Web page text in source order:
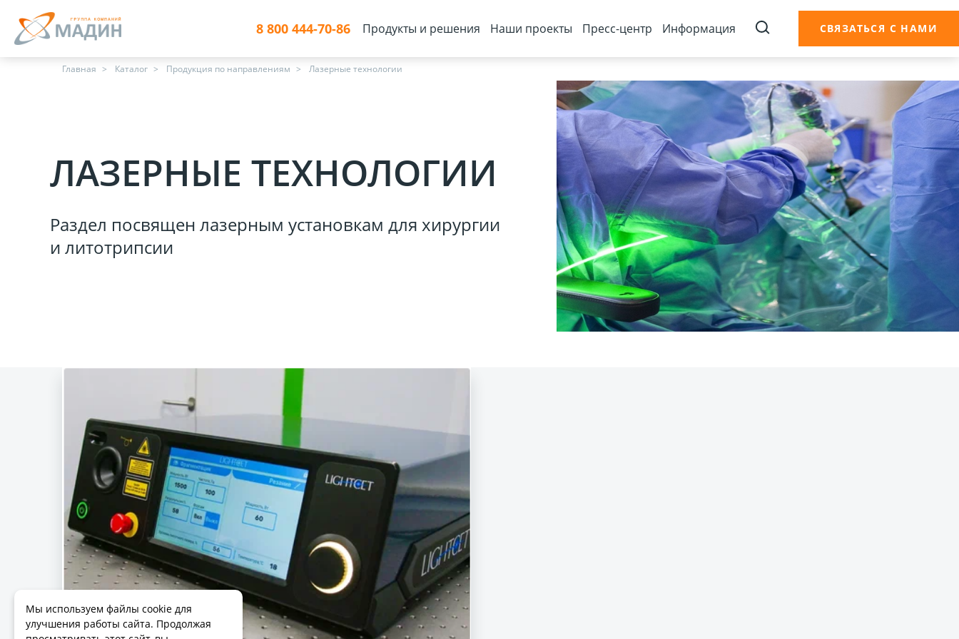
8 800 444-70-86 Продукты и решения Наши проекты Пресс-центр Информация СВЯЗАТЬСЯ С НАМИ
Главная Каталог Продукция по направлениям Лазерные технологии
ЛАЗЕРНЫЕ ТЕХНОЛОГИИ
Раздел посвящен лазерным установкам для хирургии
и литотрипсии
Мы используем файлы cookie для
улучшения работы сайта. Продолжая